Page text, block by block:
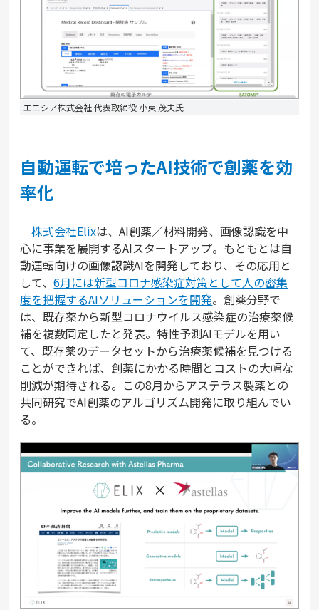
エニシア株式会社 代表取締役 小東 茂夫氏
自動運転で培ったAI技術で創薬を効
率化
株式会社Elixは、AI創薬／材料開発、画像認識を中
心に事業を展開するAIスタートアップ。もともとは自
動運転向けの画像認識AIを開発しており、その応用と
して、6月には新型コロナ感染症対策として人の密集
度を把握するAIソリューションを開発。創薬分野で
は、既存薬から新型コロナウイルス感染症の治療薬候
補を複数同定したと発表。特性予測AIモデルを用い
て、既存薬のデータセットから治療薬候補を見つける
ことができれば、創薬にかかる時間とコストの大幅な
削減が期待される。この8月からアステラス製薬との
共同研究でAI創薬のアルゴリズム開発に取り組んでい
る。